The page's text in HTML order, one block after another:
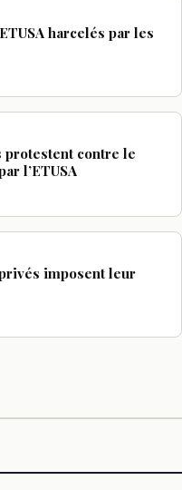
harcelés par les
contre le
l’ETUSA
imposent leur